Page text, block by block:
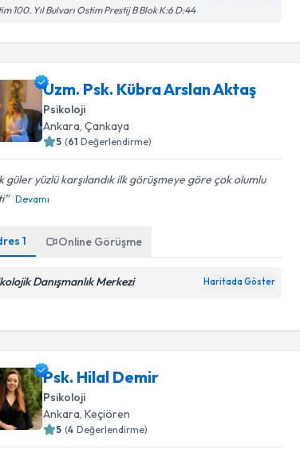
100. Yıl Bulvarı Ostim Prestij B Blok K:6 D:44
Uzm. Psk. Kübra Arslan Aktaş
Psikoloji
Ankara , Çankaya
5 (61 Değerlendirme)
güler yüzlü karşılandık ilk görüşmeye göre çok olumlu
Devamı
1 Online Görüşme
Danışmanlık Merkezi Haritada Göster
Psk. Hilal Demir
Psikoloji
Ankara, Keçiören
5 (4 Değerlendirme)